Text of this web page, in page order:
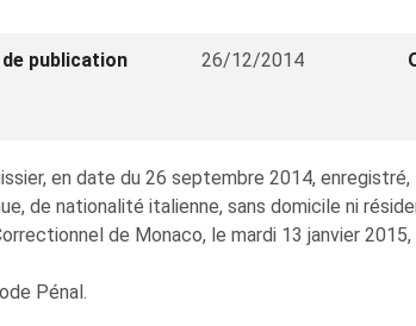
publication 26/12/2014
en date du 26 septembre 2014, enregistré,
de nationalité italienne, sans domicile ni
de Monaco, le mardi 13 janvier
Pénal.